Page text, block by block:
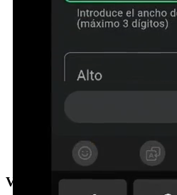
Vous préférez qu'on vous